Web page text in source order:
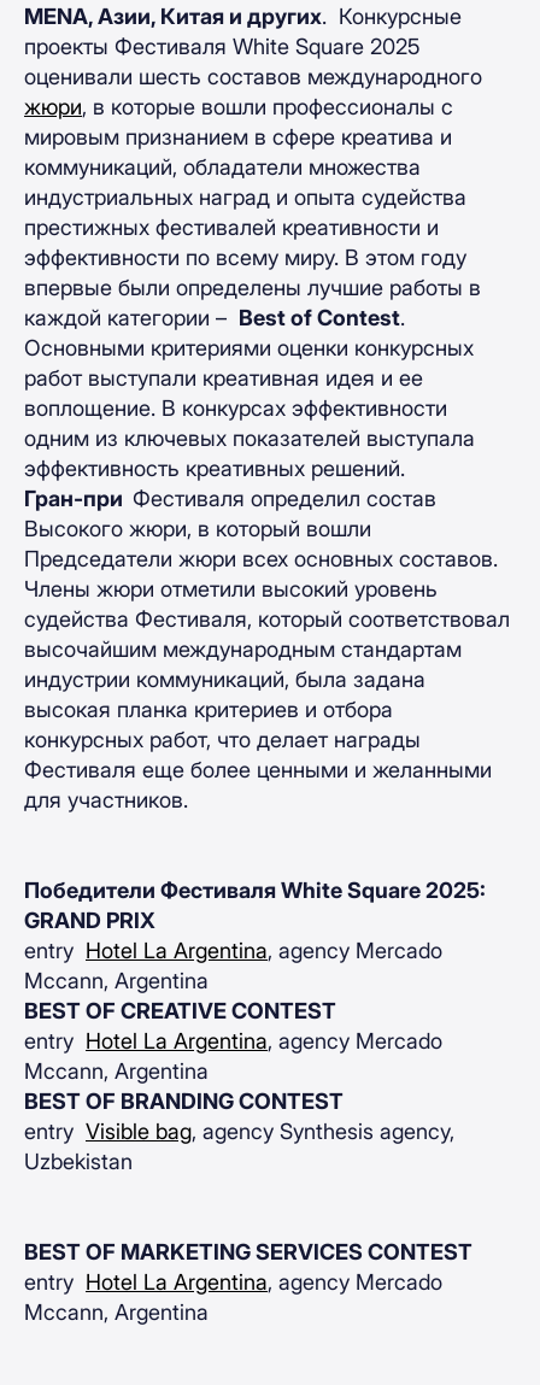
MENA, Азии, Китая и других. Конкурсные
проекты Фестиваля White Square 2025
оценивали шесть составов международного
жюри, в которые вошли профессионалы с
мировым признанием в сфере креатива и
коммуникаций, обладатели множества
индустриальных наград и опыта судейства
престижных фестивалей креативности и
эффективности по всему миру. В этом году
впервые были определены лучшие работы в
каждой категории – Best of Contest.
Основными критериями оценки конкурсных
работ выступали креативная идея и ее
воплощение. В конкурсах эффективности
одним из ключевых показателей выступала
эффективность креативных решений.
Гран-при Фестиваля определил состав
Высокого жюри, в который вошли
Председатели жюри всех основных составов.
Члены жюри отметили высокий уровень
судейства Фестиваля, который соответствовал
высочайшим международным стандартам
индустрии коммуникаций, была задана
высокая планка критериев и отбора
конкурсных работ, что делает награды
Фестиваля еще более ценными и желанными
для участников.
Победители Фестиваля White Square 2025:
GRAND PRIX
entry Hotel La Argentina, agency Mercado
Mccann, Argentina
BEST OF CREATIVE CONTEST
entry Hotel La Argentina, agency Mercado
Mccann, Argentina
BEST OF BRANDING CONTEST
entry Visible bag, agency Synthesis agency,
Uzbekistan
BEST OF MARKETING SERVICES CONTEST
entry Hotel La Argentina, agency Mercado
Mccann, Argentina